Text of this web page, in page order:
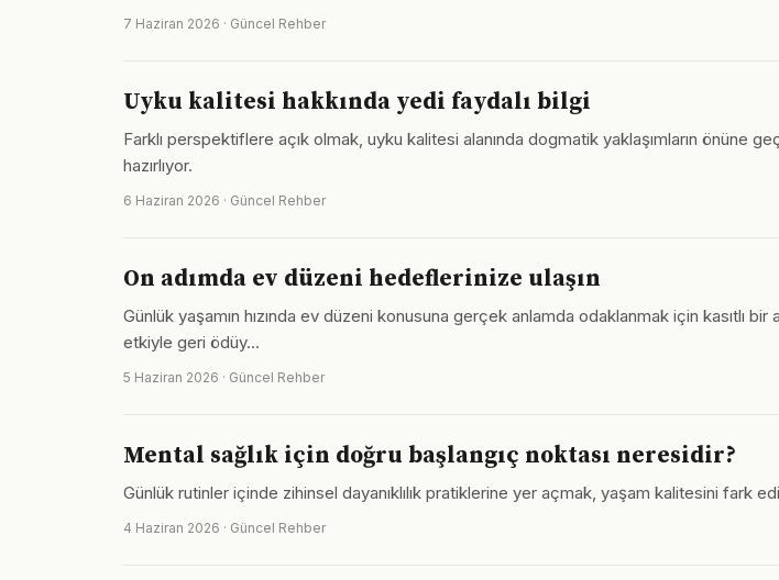
7 Haziran 2026 · Güncel Rehber
Uyku kalitesi hakkında yedi faydalı bilgi
Farklı perspektiflere açık olmak, uyku kalitesi alanında dogmatik yaklaşımların önüne
hazırlıyor.
6 Haziran 2026 · Güncel Rehber
On adımda ev düzeni hedeflerinize ulaşın
Günlük yaşamın hızında ev düzeni konusuna gerçek anlamda odaklanmak için kasıtlı
etkiyle geri ödüy…
5 Haziran 2026 · Güncel Rehber
Mental sağlık için doğru başlangıç noktası neresidir?
Günlük rutinler içinde zihinsel dayanıklılık pratiklerine yer açmak, yaşam kalitesini fark
4 Haziran 2026 · Güncel Rehber